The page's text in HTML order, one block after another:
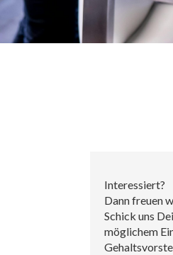
Interessiert?
Dann freuen
Schick uns
möglichem